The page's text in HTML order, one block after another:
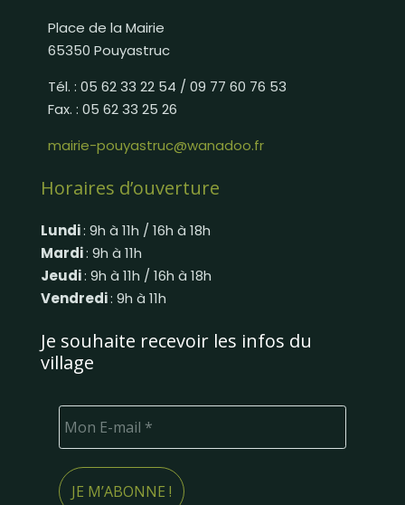
Place de la Mairie
65350 Pouyastruc
Tél. : 05 62 33 22 54 / 09 77 60 76 53
Fax. : 05 62 33 25 26
mairie-pouyastruc@wanadoo.fr
Horaires d’ouverture
Lundi: 9h à 11h / 16h à 18h
Mardi: 9h à 11h
Jeudi: 9h à 11h / 16h à 18h
Vendredi: 9h à 11h
Je souhaite recevoir les infos du
village